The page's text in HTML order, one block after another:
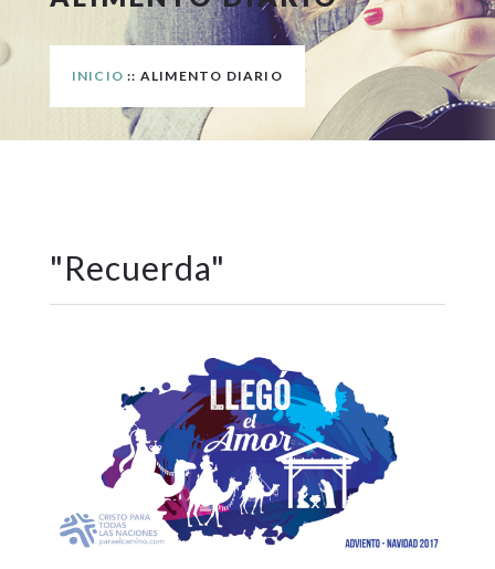
INICIO :: ALIMENTO DIARIO
"Recuerda"